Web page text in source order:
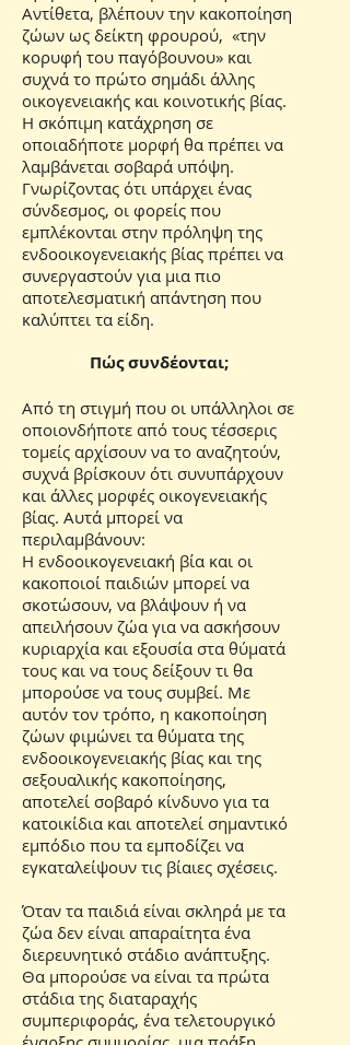
Αντίθετα, βλέπουν την κακοποίηση
ζώων ως δείκτη φρουρού, «την
κορυφή του παγόβουνου» και
συχνά το πρώτο σημάδι άλλης
οικογενειακής και κοινοτικής βίας.
Η σκόπιμη κατάχρηση σε
οποιαδήποτε μορφή θα πρέπει να
λαμβάνεται σοβαρά υπόψη.
Γνωρίζοντας ότι υπάρχει ένας
σύνδεσμος, οι φορείς που
εμπλέκονται στην πρόληψη της
ενδοοικογενειακής βίας πρέπει να
συνεργαστούν για μια πιο
αποτελεσματική απάντηση που
καλύπτει τα είδη.
Πώς συνδέονται;
Από τη στιγμή που οι υπάλληλοι σε
οποιονδήποτε από τους τέσσερις
τομείς αρχίσουν να το αναζητούν,
συχνά βρίσκουν ότι συνυπάρχουν
και άλλες μορφές οικογενειακής
βίας. Αυτά μπορεί να
περιλαμβάνουν:
Η ενδοοικογενειακή βία και οι
κακοποιοί παιδιών μπορεί να
σκοτώσουν, να βλάψουν ή να
απειλήσουν ζώα για να ασκήσουν
κυριαρχία και εξουσία στα θύματά
τους και να τους δείξουν τι θα
μπορούσε να τους συμβεί. Με
αυτόν τον τρόπο, η κακοποίηση
ζώων φιμώνει τα θύματα της
ενδοοικογενειακής βίας και της
σεξουαλικής κακοποίησης,
αποτελεί σοβαρό κίνδυνο για τα
κατοικίδια και αποτελεί σημαντικό
εμπόδιο που τα εμποδίζει να
εγκαταλείψουν τις βίαιες σχέσεις.
Όταν τα παιδιά είναι σκληρά με τα
ζώα δεν είναι απαραίτητα ένα
διερευνητικό στάδιο ανάπτυξης.
Θα μπορούσε να είναι τα πρώτα
στάδια της διαταραχής
συμπεριφοράς, ένα τελετουργικό